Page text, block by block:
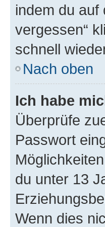
indem du auf
vergessen“
schnell
Nach oben
Ich habe
Überprüfe
Passwort
du unter 13
Wenn dies